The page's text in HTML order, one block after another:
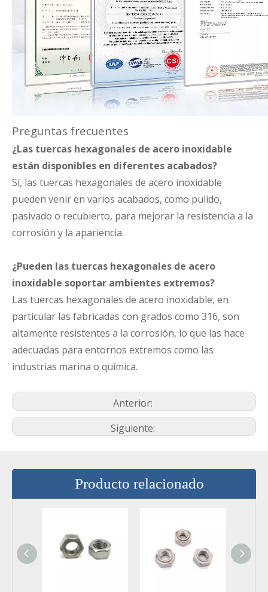
Preguntas frecuentes
¿Las tuercas hexagonales de acero inoxidable
están disponibles en diferentes acabados?
Sí, las tuercas hexagonales de acero inoxidable
pueden venir en varios acabados, como pulido,
pasivado o recubierto, para mejorar la resistencia a la
corrosión y la apariencia.
¿Pueden las tuercas hexagonales de acero
inoxidable soportar ambientes extremos?
Las tuercas hexagonales de acero inoxidable, en
particular las fabricadas con grados como 316, son
altamente resistentes a la corrosión, lo que las hace
adecuadas para entornos extremos como las
industrias marina o química.
Anterior:
Siguiente:
Producto relacionado